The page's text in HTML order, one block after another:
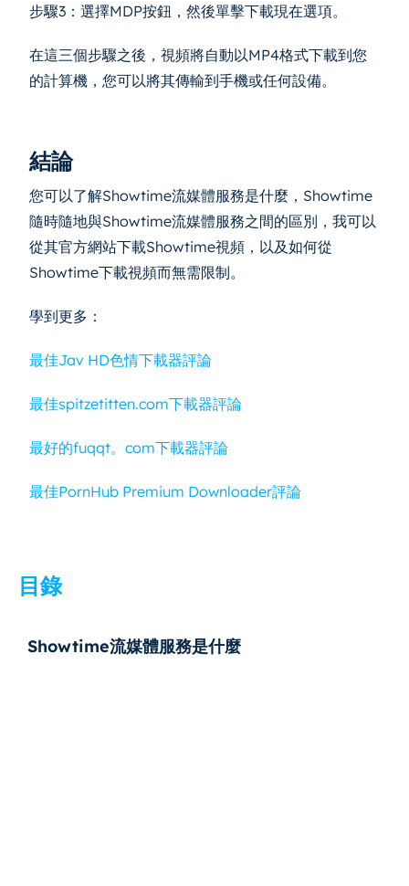
步驟3：選擇MDP按鈕，然後單擊下載現在選項。
在這三個步驟之後，視頻將自動以MP4格式下載到您
的計算機，您可以將其傳輸到手機或任何設備。
結論
您可以了解Showtime流媒體服務是什麼，Showtime
隨時隨地與Showtime流媒體服務之間的區別，我可以
從其官方網站下載Showtime視頻，以及如何從
Showtime下載視頻而無需限制。
學到更多：
最佳Jav HD色情下載器評論
最佳spitzetitten.com下載器評論
最好的fuqqt。com下載器評論
最佳PornHub Premium Downloader評論
目錄
Showtime流媒體服務是什麼